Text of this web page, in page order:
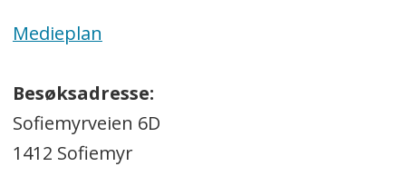
Medieplan
Besøksadresse:
Sofiemyrveien 6D
1412 Sofiemyr